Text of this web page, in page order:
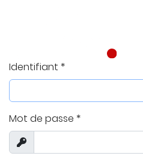
Identifiant *
Mot de passe *
Afficher